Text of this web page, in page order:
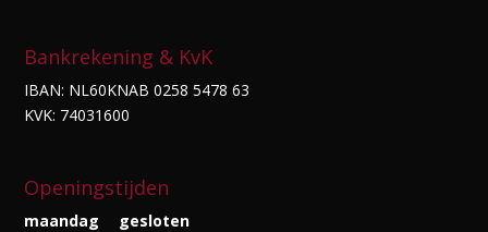
Bankrekening & KvK
IBAN: NL60KNAB 0258 5478 63
KVK: 74031600
Openingstijden
maandag
gesloten